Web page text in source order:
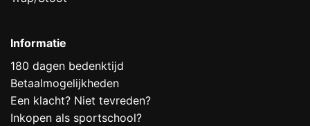
Informatie
180 dagen bedenktijd
Betaalmogelijkheden
Een klacht? Niet tevreden?
Inkopen als sportschool?